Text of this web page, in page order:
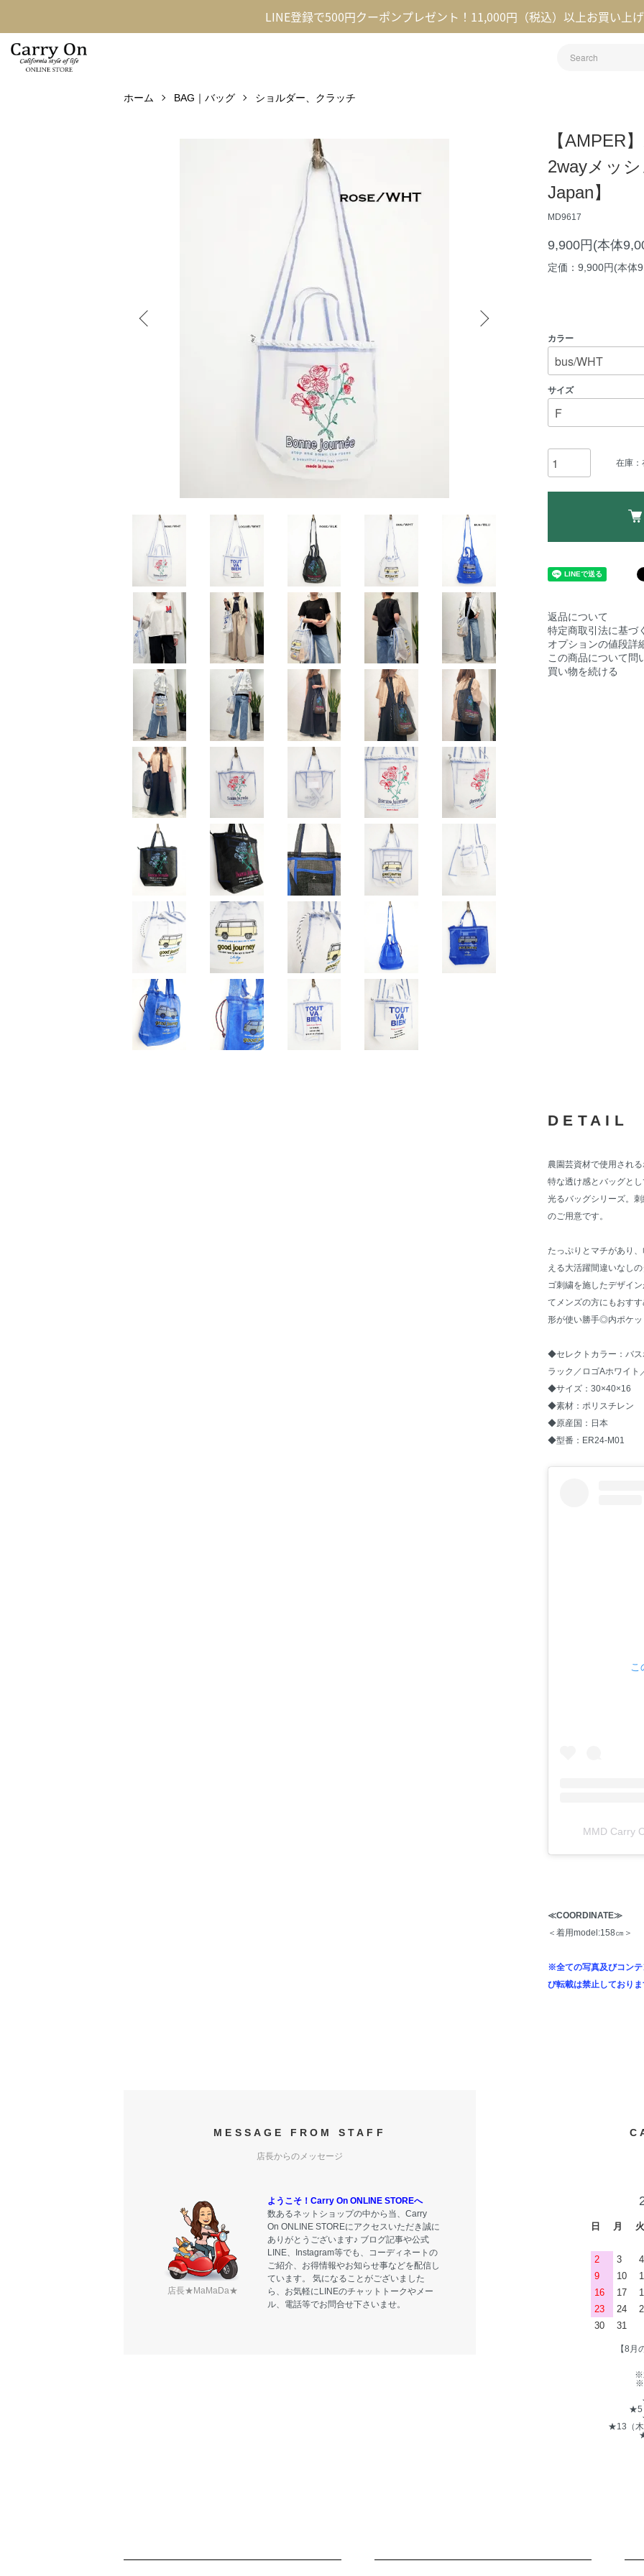
LINE登録で500円クーポンプレゼント！11,000円（税込）以上お買い上
ホーム BAG｜バッグ ショルダー、クラッチ
【AMPER
2wayメッ
Japan】
MD9617
9,900円(本体
定価：9,900円(本体
カラー
サイズ
在庫：
返品について
特定商取引法に基づ
オプションの値段詳
この商品について問
買い物を続ける
DETAIL
農園芸資材で使用され
特な透け感とバッグと
光るバッグシリーズ。
のご用意です。
たっぷりとマチがあり
える大活躍間違いなし
ゴ刺繍を施したデザイ
てメンズの方にもおす
形が使い勝手◎内ポケッ
◆セレクトカラー：バス
ラック／ロゴAホワイト
◆サイズ：30×40×16
◆素材：ポリスチレン
◆原産国：日本
◆型番：ER24-M01
こ
MMD Carry
≪COORDINATE≫
＜着用model:158㎝＞
※全ての写真及びコンテ
び転載は禁止しておりま
MESSAGE FROM STAFF
店長からのメッセージ
店長★MaMaDa★
ようこそ！Carry On ONLINE STOREへ
数あるネットショップの中から当、Carry
On ONLINE STOREにアクセスいただき誠に
ありがとうございます♪ ブログ記事や公式
LINE、Instagram等でも、コーディネートの
ご紹介、お得情報やお知らせ事などを配信し
ています。 気になることがございました
ら、お気軽にLINEのチャットトークやメー
ル、電話等でお問合せ下さいませ。
日 月 火
2
3 4
9
10
16
17
23
24
30
31
【8月
※
※
★5
★13（木
ショッピングガイド